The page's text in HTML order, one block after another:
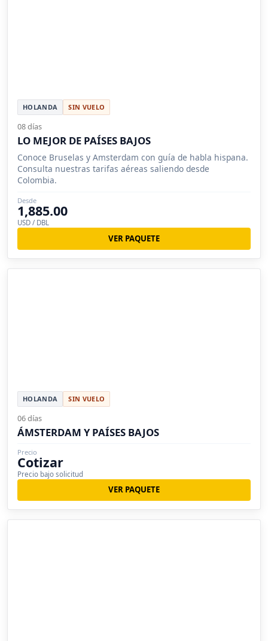
HOLANDA SIN VUELO
08 días
LO MEJOR DE PAÍSES BAJOS
Conoce Bruselas y Amsterdam con guía de habla hispana.
Consulta nuestras tarifas aéreas saliendo desde
Colombia.
Desde
1,885.00
USD / DBL
VER PAQUETE
HOLANDA SIN VUELO
06 días
ÁMSTERDAM Y PAÍSES BAJOS
Precio
Cotizar
Precio bajo solicitud
VER PAQUETE